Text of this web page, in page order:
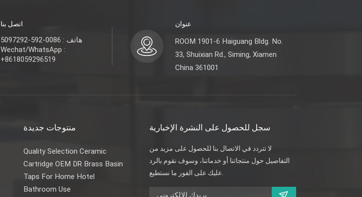
اتصل بنا
هاتف : 0086-592-5097292
Wechat/WhatsApp :
+8618059296519
عنوان
ROOM 1901-6 Haiguang Bldg. No.
33, Shuixian Rd., Siming, Xiamen
China 361001
منتوجات جديدة
Quality Selection Ceramic
Cartridge OEM DR Brass Basin
Taps For Home Hotel
Bathroom Use
سجل للحصول على النشرة الإخبارية
لا تتردد في الاتصال بنا للحصول على مزيد من
التفاصيل حول منتجاتنا أو خدماتنا، وسوف نقوم بالرد